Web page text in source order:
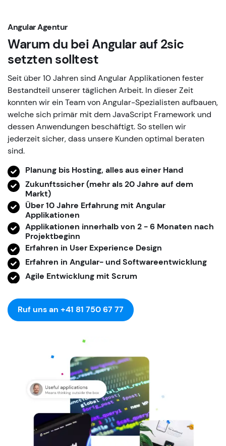
Angular Agentur
Warum du bei Angular auf 2sic
setzten solltest
Seit über 10 Jahren sind Angular Applikationen fester
Bestandteil unserer täglichen Arbeit. In dieser Zeit
konnten wir ein Team von Angular-Spezialisten aufbauen,
welche sich primär mit dem JavaScript Framework und
dessen Anwendungen beschäftigt. So stellen wir
jederzeit sicher, dass unsere Kunden optimal beraten
sind.
Planung bis Hosting, alles aus einer Hand
Zukunftssicher (mehr als 20 Jahre auf dem
Markt)
Über 10 Jahre Erfahrung mit Angular
Applikationen
Applikationen innerhalb von 2 - 6 Monaten nach
Projektbeginn
Erfahren in User Experience Design
Erfahren in Angular- und Softwareentwicklung
Agile Entwicklung mit Scrum
Ruf uns an +41 81 750 67 77